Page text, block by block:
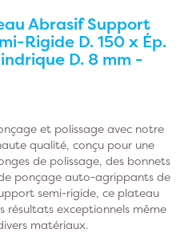
Abrasif Support
Rigide D. 150 x Ép.
D. 8 mm -
et polissage avec notre
qualité, conçu pour une
de polissage, des bonnets
ponçage auto-agrippants de
semi-rigide, ce plateau
exceptionnels même
matériaux.